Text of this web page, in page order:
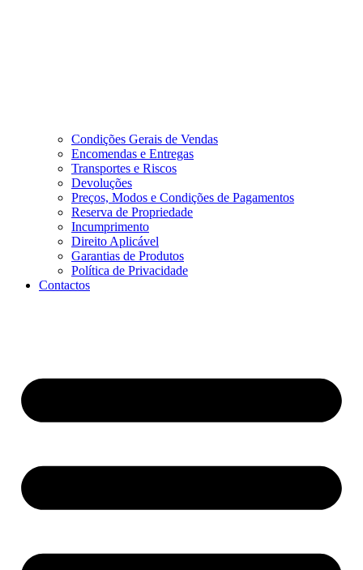
Condições Gerais de Vendas
Encomendas e Entregas
Transportes e Riscos
Devoluções
Preços, Modos e Condições de Pagamentos
Reserva de Propriedade
Incumprimento
Direito Aplicável
Garantias de Produtos
Política de Privacidade
Contactos